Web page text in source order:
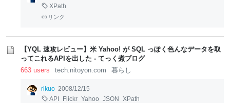
XPath
リンク
【YQL 速攻レビュー】米 Yahoo! が SQL っぽく色んなデータを取
ってこれるAPIを出した - てっく煮ブログ
663 users
tech.nitoyon.com 暮らし
rikuo 2008/12/15
API
Flickr Yahoo JSON XPath